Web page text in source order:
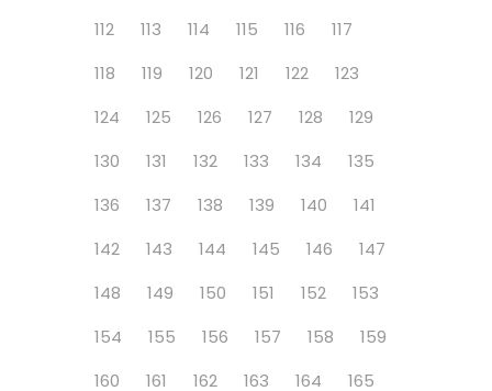
112
113 114 115 116
117
118
119 120 121 122
123
124
125 126 127 128
129
130
131 132 133 134
135
136
137 138 139 140
141
142
143 144 145 146
147
148
149 150 151 152
153
154
155 156 157 158
159
160
161 162 163 164
165